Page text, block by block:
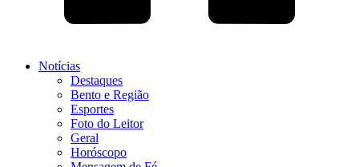
Notícias
Destaques
Bento e Região
Esportes
Foto do Leitor
Geral
Horóscopo